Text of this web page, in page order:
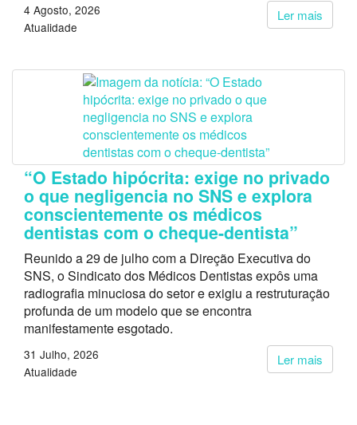
Ler mais
4 Agosto, 2026
Atualidade
“O Estado hipócrita: exige no privado
o que negligencia no SNS e explora
conscientemente os médicos
dentistas com o cheque-dentista”
Reunido a 29 de julho com a Direção Executiva do
SNS, o Sindicato dos Médicos Dentistas expôs uma
radiografia minuciosa do setor e exigiu a restruturação
profunda de um modelo que se encontra
manifestamente esgotado.
Ler mais
31 Julho, 2026
Atualidade